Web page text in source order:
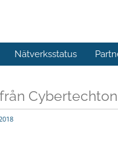
Nätverksstatus